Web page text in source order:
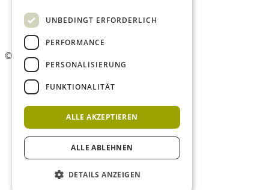
Mediadaten Rotweinguide
AGB
Newsletter
© 2026. Alle Rechte vorbehalten.
UNBEDINGT ERFORDERLICH
PERFORMANCE
PERSONALISIERUNG
FUNKTIONALITÄT
ALLE AKZEPTIEREN
ALLE ABLEHNEN
DETAILS ANZEIGEN